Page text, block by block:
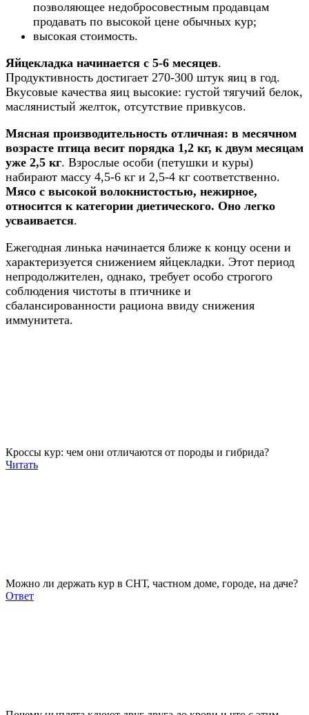
позволяющее недобросовестным продавцам
продавать по высокой цене обычных кур;
высокая стоимость.
Яйцекладка начинается с 5-6 месяцев.
Продуктивность достигает 270-300 штук яиц в год.
Вкусовые качества яиц высокие: густой тягучий белок,
маслянистый желток, отсутствие привкусов.
Мясная производительность отличная: в месячном
возрасте птица весит порядка 1,2 кг, к двум месяцам
уже 2,5 кг. Взрослые особи (петушки и куры)
набирают массу 4,5-6 кг и 2,5-4 кг соответственно.
Мясо с высокой волокнистостью, нежирное,
относится к категории диетического. Оно легко
усваивается.
Ежегодная линька начинается ближе к концу осени и
характеризуется снижением яйцекладки. Этот период
непродолжителен, однако, требует особо строгого
соблюдения чистоты в птичнике и
сбалансированности рациона ввиду снижения
иммунитета.
Кроссы кур: чем они отличаются от породы и гибрида?
Читать
Можно ли держать кур в СНТ, частном доме, городе, на даче?
Ответ